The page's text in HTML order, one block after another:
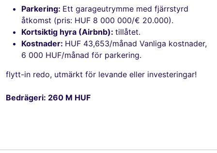
Parkering: Ett garageutrymme med fjärrstyrd
åtkomst (pris: HUF 8 000 000/€ 20.000).
Kortsiktig hyra (Airbnb): tillåtet.
Kostnader: HUF 43,653/månad Vanliga kostnader,
6 000 HUF/månad för parkering.
flytt-in redo, utmärkt för levande eller investeringar!
Bedrägeri: 260 M HUF